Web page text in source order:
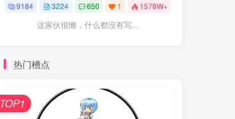
9184 3224 650 1 1578W+
这家伙很懒，什么都没有写...
热门槽点
TOP1